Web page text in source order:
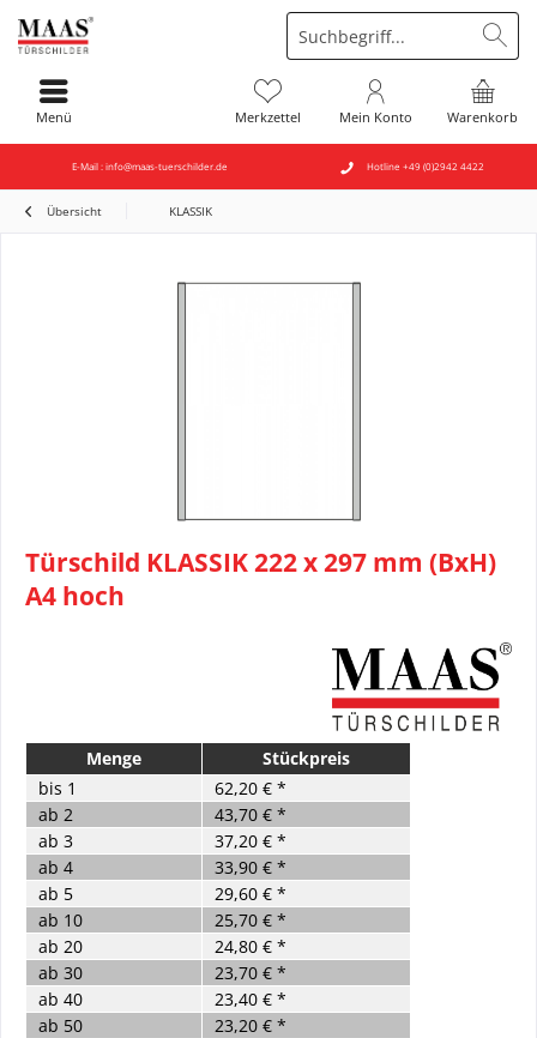
E-Mail : info@maas-tuerschilder.de Hotline +49 (0)2942 4422
Warenkorb
Merkzettel Mein Konto
Menü
Übersicht KLASSIK
Türschild KLASSIK 222 x 297 mm (BxH)
A4 hoch
Menge
Stückpreis
bis 1
62,20 € *
ab 2
43,70 € *
ab 3
37,20 € *
ab 4
33,90 € *
ab 5
29,60 € *
ab 10
25,70 € *
ab 20
24,80 € *
ab 30
23,70 € *
ab 40
23,40 € *
ab 50
23,20 € *